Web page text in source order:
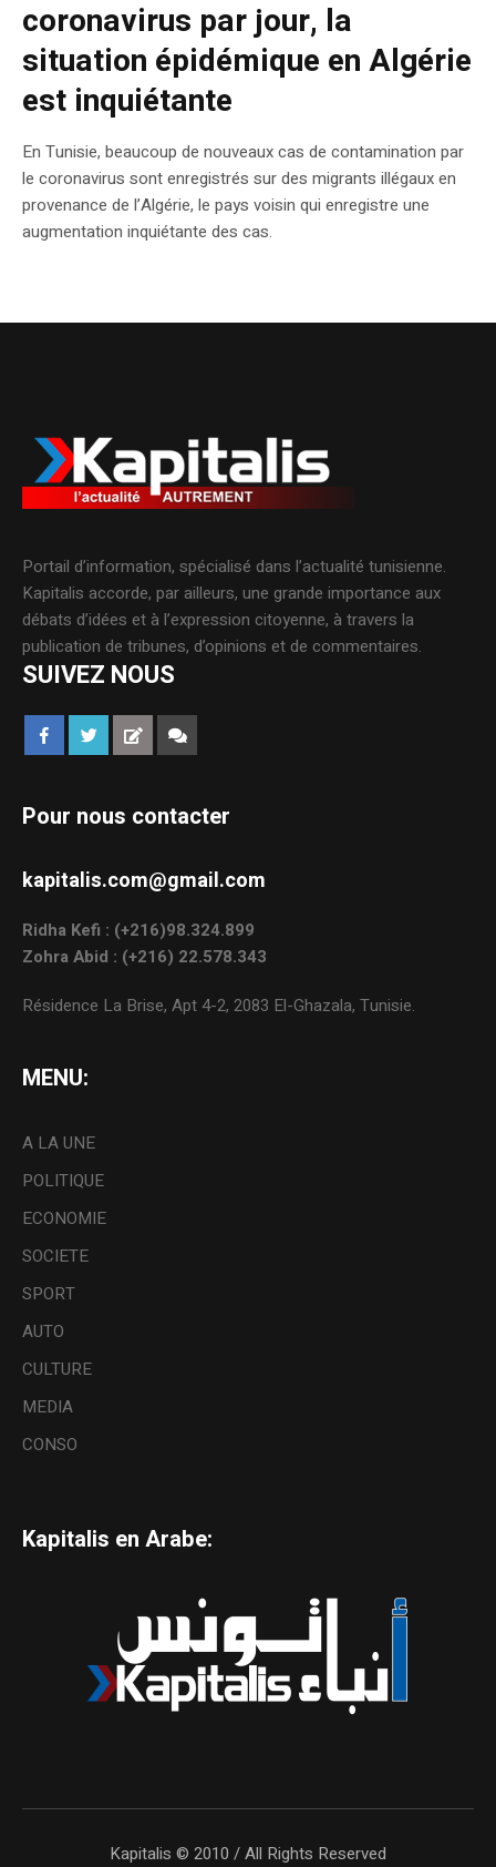
coronavirus par jour, la
situation épidémique en Algérie
est inquiétante
En Tunisie, beaucoup de nouveaux cas de contamination par
le coronavirus sont enregistrés sur des migrants illégaux en
provenance de l’Algérie, le pays voisin qui enregistre une
augmentation inquiétante des cas.
Portail d’information, spécialisé dans l’actualité tunisienne.
Kapitalis accorde, par ailleurs, une grande importance aux
débats d’idées et à l’expression citoyenne, à travers la
publication de tribunes, d’opinions et de commentaires.
SUIVEZ NOUS
Pour nous contacter
kapitalis.com@gmail.com
Ridha Kefi : (+216)98.324.899
Zohra Abid : (+216) 22.578.343
Résidence La Brise, Apt 4-2, 2083 El-Ghazala, Tunisie.
MENU:
A LA UNE
POLITIQUE
ECONOMIE
SOCIETE
SPORT
AUTO
CULTURE
MEDIA
CONSO
Kapitalis en Arabe:
Kapitalis © 2010 / All Rights Reserved